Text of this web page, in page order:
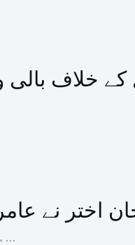
خلاف بالی
اختر نے
ممبئی: بالی ووڈ اداکار، ہدایت کار اور پروڈیوسر فرحان اختر نے عامر خان اور ہدایت…